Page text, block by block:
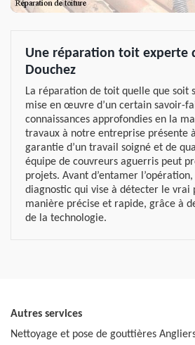
Une réparation toit experte
Douchez
La réparation de toit quelle que soit
mise en œuvre d’un certain savoir-
connaissances approfondies en la
travaux à notre entreprise présente
garantie d’un travail soigné et de
équipe de couvreurs aguerris peut
projets. Avant d’entamer
diagnostic qui vise à détecter le vrai
manière précise et rapide, grâce à
de la technologie.
Autres services
Nettoyage et pose de gouttières